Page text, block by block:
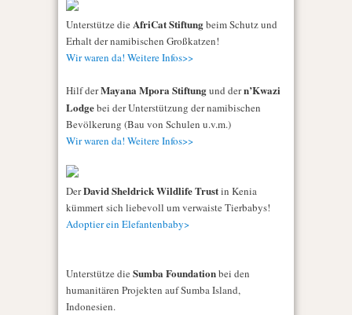
Unterstütze die AfriCat Stiftungbeim Schutz und
Erhalt der namibischen Großkatzen!
Wir waren da! Weitere Infos>>
Hilf derMayana Mpora Stiftungund dern’Kwazi
Lodgebei der Unterstützung der namibischen
Bevölkerung (Bau von Schulen u.v.m.)
Wir waren da! Weitere Infos>>
DerDavid Sheldrick Wildlife Trustin Kenia
kümmert sich liebevoll um verwaiste Tierbabys!
Adoptier ein Elefantenbaby>
Unterstütze die Sumba Foundationbei den
humanitären Projekten auf Sumba Island,
Indonesien.